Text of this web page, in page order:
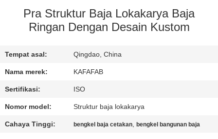
TENTANG
KAMI
TUR
PABRIK
KONTROL
Pra Struktur Baja Lokakarya Baja
Ringan Dengan Desain Kustom
Tempat asal: Qingdao, China
Nama merek: KAFAFAB
Sertifikasi: ISO
Nomor model: Struktur baja lokakarya
Cahaya Tinggi: bengkel baja cetakan,bengkel bangunan baja